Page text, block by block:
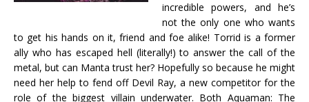
incredible powers, and he’s
not the only one who wants
to get his hands on it, friend and foe alike! Torrid is a former
ally who has escaped hell (literally!) to answer the call of the
metal, but can Manta trust her? Hopefully so because he might
need her help to fend off Devil Ray, a new competitor for the
role of the biggest villain underwater. Both Aquaman: The